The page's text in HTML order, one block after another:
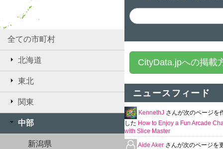
全ての市町村
北海道
東北
関東
中部
新潟県
CityData.jpへの掲載
ニュースフィード
KennethJ さんが次のページを
した How to Enjoy a Fun Arcade
with Slice Master
Aide Aker さんが次のページを